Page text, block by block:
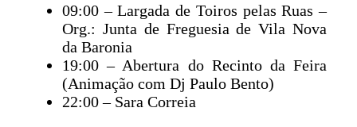
09:00 – Largada de Toiros pelas Ruas –
Org.: Junta de Freguesia de Vila Nova
da Baronia
19:00 – Abertura do Recinto da Feira
(Animação com Dj Paulo Bento)
22:00 – Sara Correia